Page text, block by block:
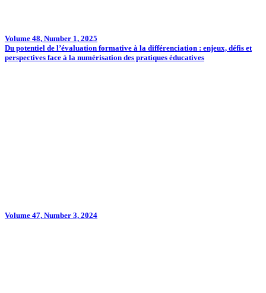
Volume 48, Number 1, 2025
Du potentiel de l’évaluation formative à la différenciation : enjeux, défis et
perspectives face à la numérisation des pratiques éducatives
Volume 47, Number 3, 2024